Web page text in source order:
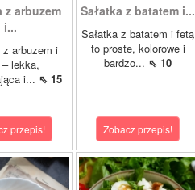
z arbuzem
i...
z arbuzem i
lekka,
i... ⇖ 15
przepis!
Sałatka z batatem i...
Sałatka z batatem i fetą
to proste, kolorowe i
bardzo... ⇖ 10
Zobacz przepis!